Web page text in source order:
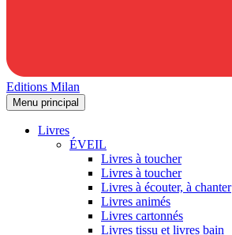
Editions Milan
Menu principal
Livres
ÉVEIL
Livres à toucher
Livres à toucher
Livres à écouter, à chanter
Livres animés
Livres cartonnés
Livres tissu et livres bain